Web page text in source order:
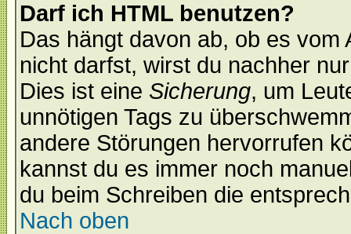
Darf ich HTML benutzen?
Das hängt davon ab, ob es
nicht darfst, wirst du nachher
Dies ist eine Sicherung, um
unnötigen Tags zu
andere Störungen hervorrufen
kannst du es immer noch
du beim Schreiben die
Nach oben